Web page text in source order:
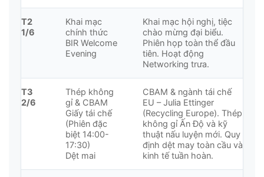
T2
1/6
Khai mạc
chính thức
BIR Welcome
Evening
Khai mạc hội nghị, tiệc
chào mừng đại biểu.
Phiên họp toàn thể đầu
tiên. Hoạt động
Networking trưa.
T3
2/6
Thép không
gỉ & CBAM
Giấy tái chế
(Phiên đặc
biệt 14:00-
17:30)
Dệt mai
CBAM & ngành tái chế
EU – Julia Ettinger
(Recycling Europe). Thép
không gỉ Ấn Độ và kỹ
thuật nấu luyện mới. Quy
định dệt may toàn cầu và
kinh tế tuần hoàn.